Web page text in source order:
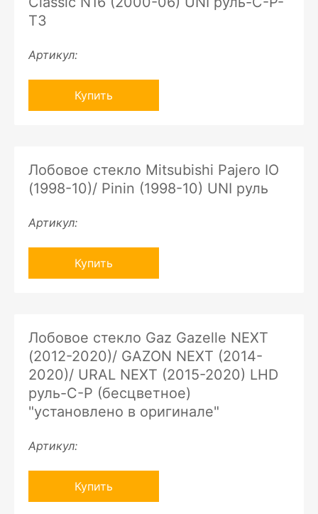
ТЗ
Артикул:
Купить
Лобовое стекло Mitsubishi Pajero IO
(1998-10)/ Pinin (1998-10) UNI руль
Артикул:
Купить
Лобовое стекло Gaz Gazelle NEXT
(2012-2020)/ GAZON NEXT (2014-
2020)/ URAL NEXT (2015-2020) LHD
руль-C-P (бесцветное)
"установлено в оригинале"
Артикул:
Купить